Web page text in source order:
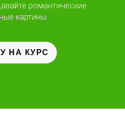
романтические
картины
НА КУРС